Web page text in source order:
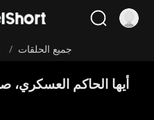
/ جميع الحلقات
أيها الحاكم العسكري،